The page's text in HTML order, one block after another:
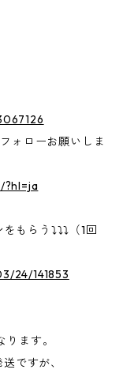
ォローお願いしま
?hl=ja
もらう⤵⤵⤵（1回
24/141853
ます。
ですが、